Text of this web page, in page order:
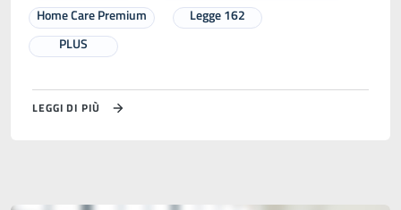
Home Care Premium
Legge 162
PLUS
LEGGI DI PIÙ